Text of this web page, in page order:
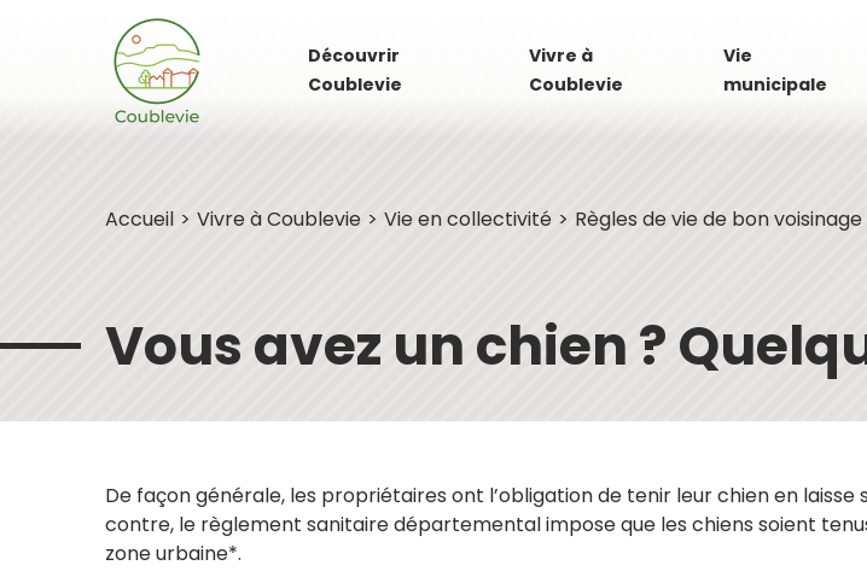
Découvrir
Coublevie
Vivre à
Coublevie
Vie
municipale
Accueil Vivre à Coublevie Vie en collectivité Règles de vie de bon voisinage
Vous avez un chien ?
De façon générale, les propriétaires ont l’obligation de tenir leur chien en
contre, le règlement sanitaire départemental impose que les chiens soient
zone urbaine*.